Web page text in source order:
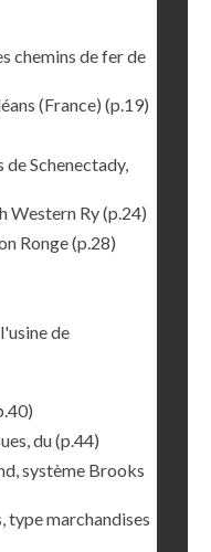
chemins de fer de
(France) (p.19)
Schenectady,
Western Ry(p.24)
Ronge(p.28)
de
du(p.44)
système Brooks
type marchandises